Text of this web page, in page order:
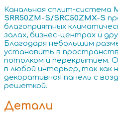
Канальная сплит-система
SRR50ZM-S/SRC50ZMX-S
благоприятных
залах, бизнес-центрах и
Благодаря небольшим
установить в
потолком и перекрытием.
в любой интерьер, так как
декоративная панель с
решеткой.
Детали